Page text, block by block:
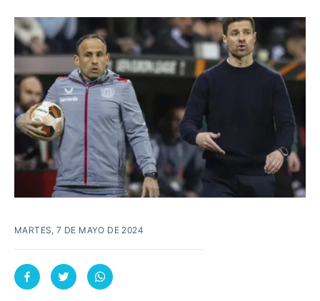
MARTES, 7 DE MAYO DE 2024